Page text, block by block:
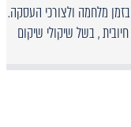
בזמן מלחמה ולצורכי העסקה.
, בשל שיקולי שיקום